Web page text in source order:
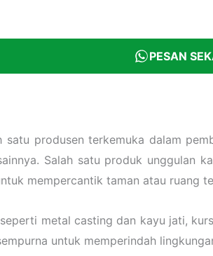
PESAN
satu produsen terkemuka dalam
Salah satu produk unggulan
mempercantik taman atau ruang
metal casting dan kayu jati,
untuk memperindah